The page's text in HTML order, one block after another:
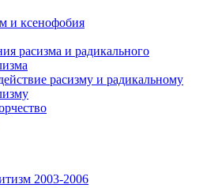
и ксенофобия
расизма и радикального
расизму и радикальному
2003-2006